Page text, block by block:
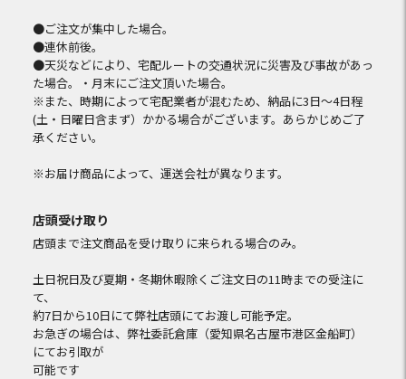
●ご注文が集中した場合。
●連休前後。
●天災などにより、宅配ルートの交通状況に災害及び事故があっ
た場合。・月末にご注文頂いた場合。
※また、時期によって宅配業者が混むため、納品に3日～4日程
(土・日曜日含まず）かかる場合がございます。あらかじめご了
承ください。
※お届け商品によって、運送会社が異なります。
店頭受け取り
店頭まで注文商品を受け取りに来られる場合のみ。
土日祝日及び夏期・冬期休暇除くご注文日の11時までの受注に
て、
約7日から10日にて弊社店頭にてお渡し可能予定。
お急ぎの場合は、弊社委託倉庫（愛知県名古屋市港区金船町）
にてお引取が
可能です